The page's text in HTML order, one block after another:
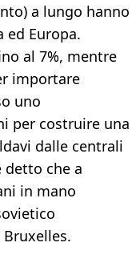
a lungo hanno
ed Europa.
al 7%, mentre
importare
uno
per costruire una
dalle centrali
detto che a
in mano